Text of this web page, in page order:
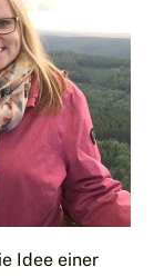
Idee einer